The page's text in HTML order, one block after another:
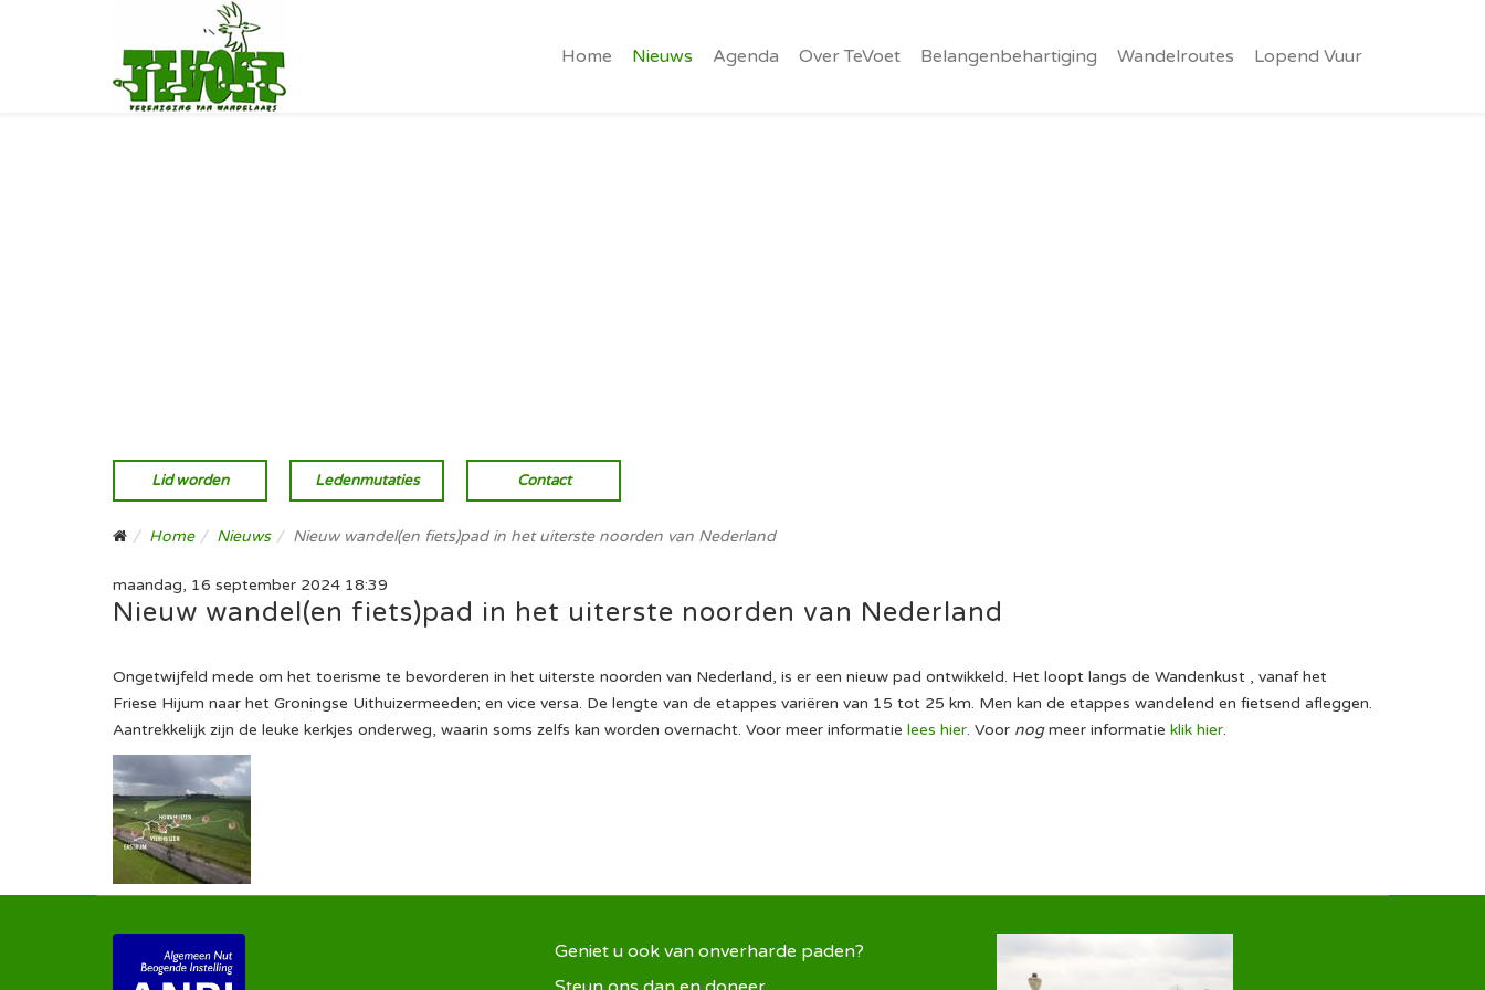
Home Nieuws Agenda Over TeVoet Belangenbehartiging Wandelroutes Lopend Vuur
Lid worden Ledenmutaties Contact
Home Nieuws Nieuw wandel(en fiets)pad in het uiterste noorden van Nederland
maandag, 16 september 2024 18:39
Nieuw wandel(en fiets)pad in het uiterste noorden van Nederland
Ongetwijfeld mede om het toerisme te bevorderen in het uiterste noorden van Nederland, is er een nieuw pad ontwikkeld. Het loopt langs de Wandenkust , vanaf het
Friese Hijum naar het Groningse Uithuizermeeden; en vice versa. De lengte van de etappes variëren van 15 tot 25 km. Men kan de etappes wandelend en fietsend afleggen.
Aantrekkelijk zijn de leuke kerkjes onderweg, waarin soms zelfs kan worden overnacht. Voor meer informatie lees hier. Voor nogmeer informatie klik hier.
Geniet u ook van onverharde paden?